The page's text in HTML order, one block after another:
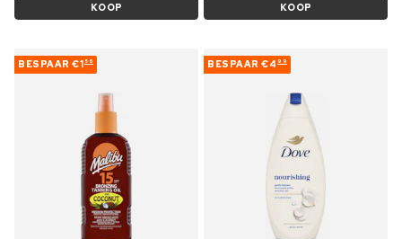
KOOP KOOP
BESPAAR €1 56 BESPAAR €4 99